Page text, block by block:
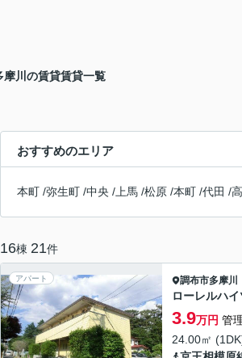
摩川の賃貸賃貸一覧
おすすめのエリア
本町 /弥生町 /中央 /上馬 /松原 /本町 /代田 /
16棟 21件
アパート 調布市多摩川
ローレルハイ
3.9万円 管
24.00㎡